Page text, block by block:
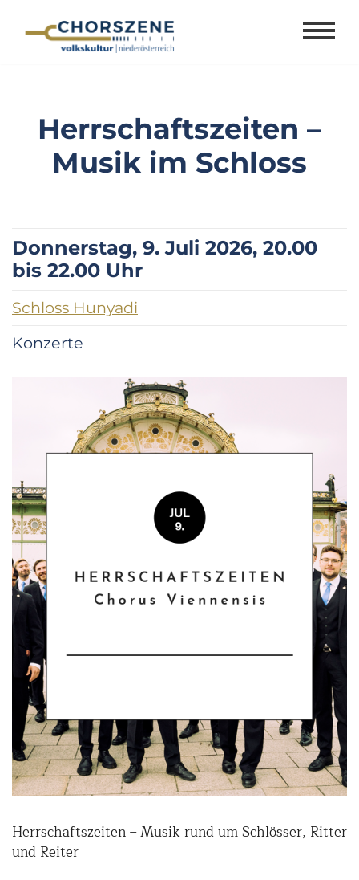
Herrschaftszeiten –
Musik im Schloss
Donnerstag, 9. Juli 2026, 20.00
bis 22.00 Uhr
Schloss Hunyadi
Konzerte
Herrschaftszeiten – Musik rund um Schlösser, Ritter
und Reiter